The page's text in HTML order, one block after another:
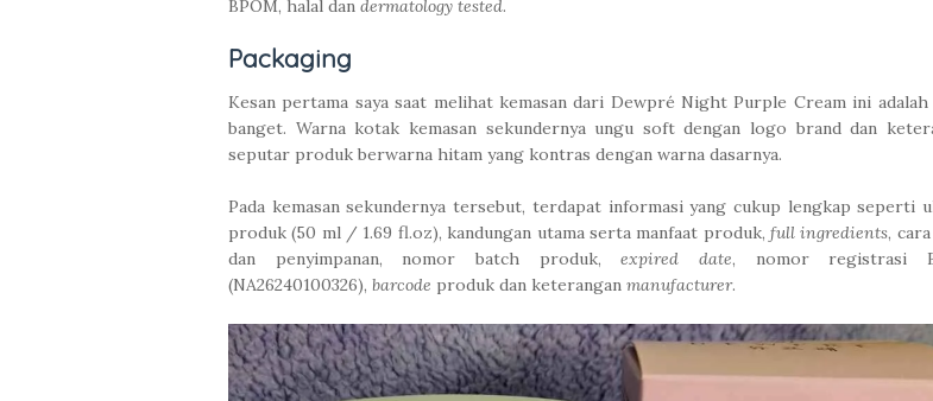
BPOM, halal dan dermatology tested.
Packaging
Kesan pertama saya saat melihat kemasan dari Dewpré Night Purple Cream ini adalah
banget. Warna kotak kemasan sekundernya ungu soft dengan logo brand dan
seputar produk berwarna hitam yang kontras dengan warna dasarnya.
Pada kemasan sekundernya tersebut, terdapat informasi yang cukup lengkap seperti
produk (50 ml / 1.69 fl.oz), kandungan utama serta manfaat produk, full ingredients,
dan penyimpanan, nomor batch produk,expired date, nomor registrasi
(NA26240100326), barcode produk dan keterangan manufacturer.